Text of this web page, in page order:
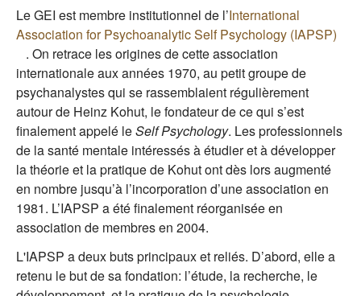
Le GEI est membre institutionnel de l’International
Association for Psychoanalytic Self Psychology (IAPSP)
(le lien est externe)
. On retrace les origines de cette association
internationale aux années 1970, au petit groupe de
psychanalystes qui se rassemblaient régulièrement
autour de Heinz Kohut, le fondateur de ce qui s’est
finalement appelé leSelf Psychology. Les professionnels
de la santé mentale intéressés à étudier et à développer
la théorie et la pratique de Kohut ont dès lors augmenté
en nombre jusqu’à l’incorporation d’une association en
1981. L’IAPSP a été finalement réorganisée en
association de membres en 2004.
L'IAPSP a deux buts principaux et reliés. D’abord, elle a
retenu le but de sa fondation: l’étude, la recherche, le